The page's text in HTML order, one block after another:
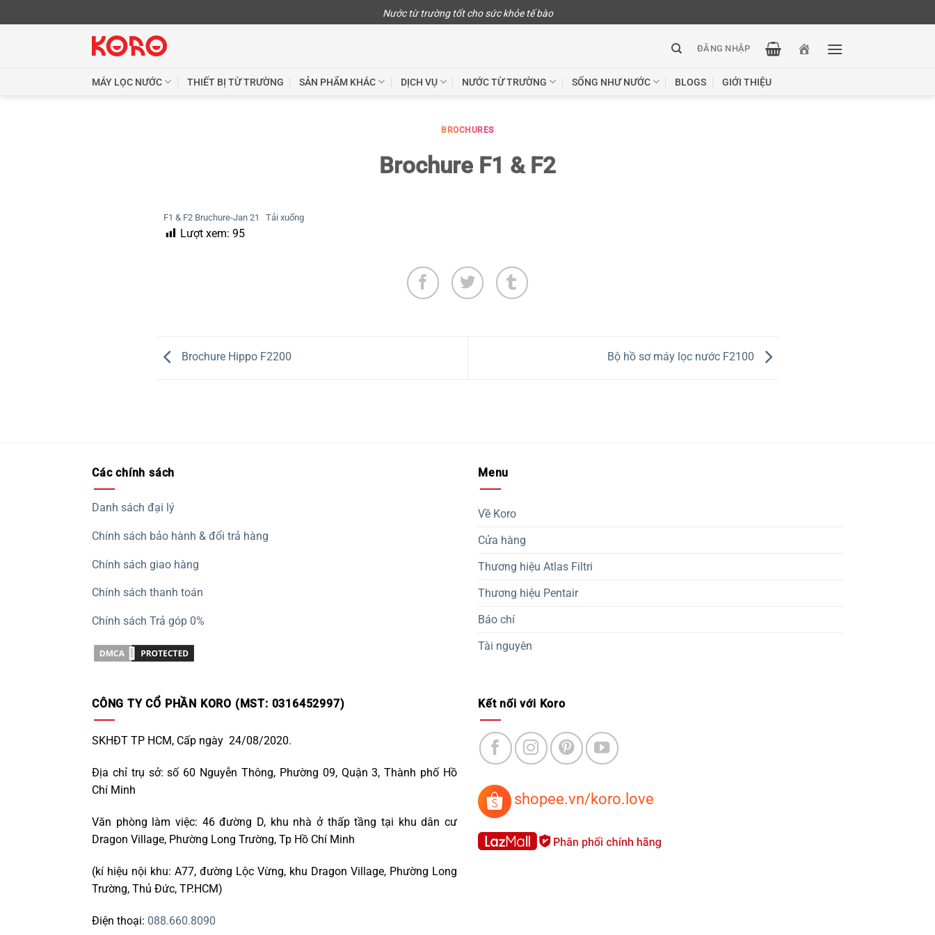
to
Nước từ trường tốt cho sức khỏe tế bào
ĐĂNG NHẬP
MÁY LỌC NƯỚC THIẾT BỊ TỪ TRƯỜNG SẢN PHẨM KHÁC DỊCH VỤ NƯỚC TỪ TRƯỜNG SỐNG NHƯ NƯỚC BLOGS GIỚI THIỆU
BROCHURES
Brochure F1 & F2
F1 & F2 Bruchure-Jan 21 Tải xuống
Lượt xem: 95
Brochure Hippo F2200 Bộ hồ sơ máy lọc nước F2100
Các chính sách
Danh sách đại lý
Chính sách bảo hành & đổi trả hàng
Chính sách giao hàng
Chính sách thanh toán
Chính sách Trả góp 0%
Menu
Về Koro
Cửa hàng
Thương hiệu Atlas Filtri
Thương hiệu Pentair
Báo chí
Tài nguyên
CÔNG TY CỔ PHẦN KORO (MST: 0316452997)
SKHĐT TP HCM, Cấp ngày 24/08/2020.
Địa chỉ trụ sở: số 60 Nguyễn Thông, Phường 09, Quận 3, Thành phố Hồ
Chí Minh
Văn phòng làm việc: 46 đường D, khu nhà ở thấp tầng tại khu dân cư
Dragon Village, Phường Long Trường, Tp Hồ Chí Minh
(kí hiệu nội khu: A77, đường Lộc Vừng, khu Dragon Village, Phường Long
Trường, Thủ Đức, TP.HCM)
Điện thoại: 088.660.8090
Kết nối với Koro
shopee.vn/koro.love